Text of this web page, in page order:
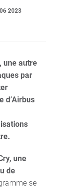
2023
une autre
par
d’Airbus
une
de
se